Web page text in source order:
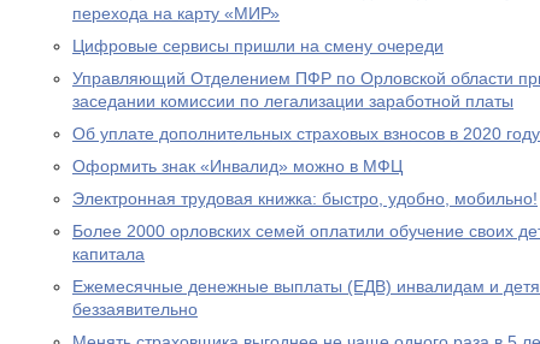
перехода на карту «МИР»
Цифровые сервисы пришли на смену очереди
Управляющий Отделением ПФР по Орловской области
заседании комиссии по легализации заработной платы
Об уплате дополнительных страховых взносов в 2020 году
Оформить знак «Инвалид» можно в МФЦ
Электронная трудовая книжка: быстро, удобно, мобильно!
Более 2000 орловских семей оплатили обучение своих
капитала
Ежемесячные денежные выплаты (ЕДВ) инвалидам и
беззаявительно